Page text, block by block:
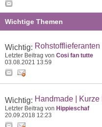
Wichtige Themen
Wichtig: Rohstofflieferanten
Letzter Beitrag von Cosi fan tutte
03.08.2021 13:59
Wichtig: Handmade |
Letzter Beitrag von Hippieschaf
20.09.2018 12:23